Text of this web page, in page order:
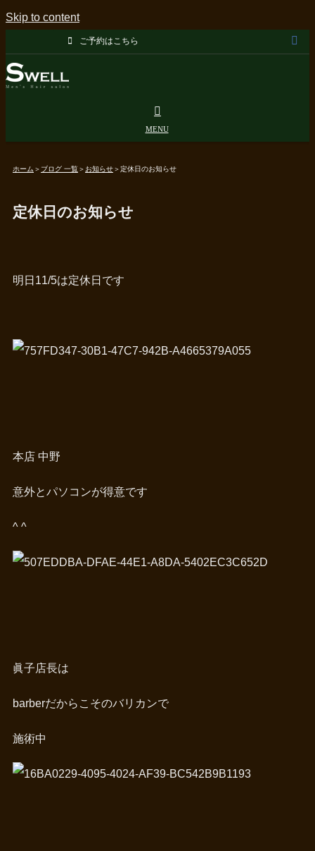
Skip to content
ご予約はこちら
ホーム ＞ ブログ 一覧＞ お知らせ＞定休日のお知らせ
定休日のお知らせ
明日11/5は定休日です
本店 中野
意外とパソコンが得意です
^ ^
眞子店長は
barberだからこそのバリカンで
施術中